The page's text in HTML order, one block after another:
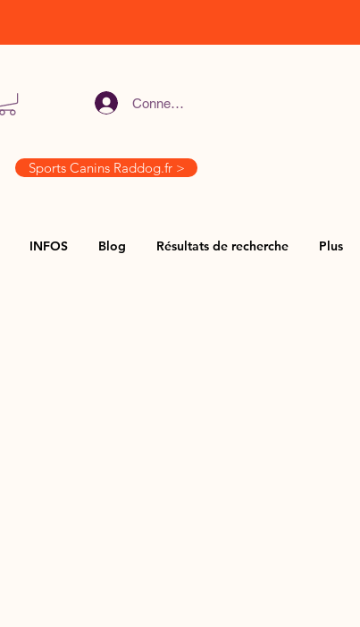
Connexion
Sports Canins Raddog.fr >
INFOS Blog Résultats de recherche Plus